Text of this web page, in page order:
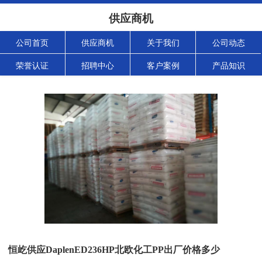
供应商机
公司首页 供应商机 关于我们 公司动态
荣誉认证 招聘中心 客户案例 产品知识
恒屹供应DaplenED236HP北欧化工PP出厂价格多少